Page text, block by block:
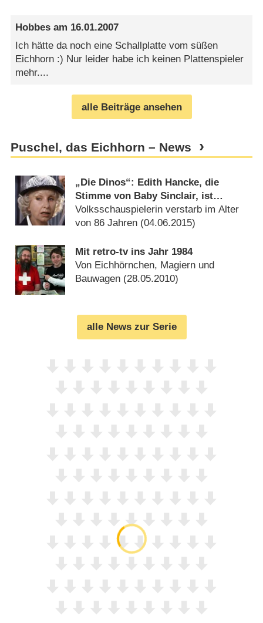
Hobbes am 16.01.2007
Ich hätte da noch eine Schallplatte vom süßen
Eichhorn :) Nur leider habe ich keinen Plattenspieler
mehr....
alle Beiträge ansehen
Puschel, das Eichhorn – News
„Die Dinos“: Edith Hancke, die
Stimme von Baby Sinclair, ist
gestorben
Volksschauspielerin verstarb im Alter
von 86 Jahren (04.06.2015)
Mit retro-tv ins Jahr 1984
Von Eichhörnchen, Magiern und
Bauwagen (28.05.2010)
alle News zur Serie